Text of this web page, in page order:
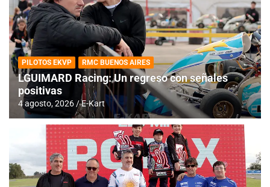
PILOTOS EKVP RMC BUENOS AIRES
LGUIMARD Racing: Un regreso con señales
positivas
4 agosto, 2026 E-Kart